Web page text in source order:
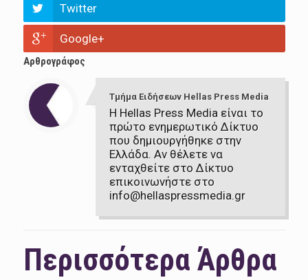
Twitter
Google+
Αρθρογράφος
Τμήμα Ειδήσεων Hellas Press Media
Η Hellas Press Media είναι το
πρώτο ενημερωτικό Δίκτυο
που δημιουργήθηκε στην
Ελλάδα. Αν θέλετε να
ενταχθείτε στο Δίκτυο
επικοινωνήστε στο
info@hellaspressmedia.gr
Περισσότερα Άρθρα